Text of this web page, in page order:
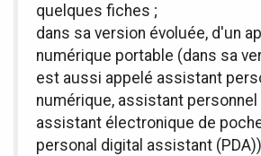
quelques fiches ;
dans sa version évoluée, d'un
numérique portable (dans sa
est aussi appelé assistant
numérique, assistant
assistant électronique de
personal digital assistant